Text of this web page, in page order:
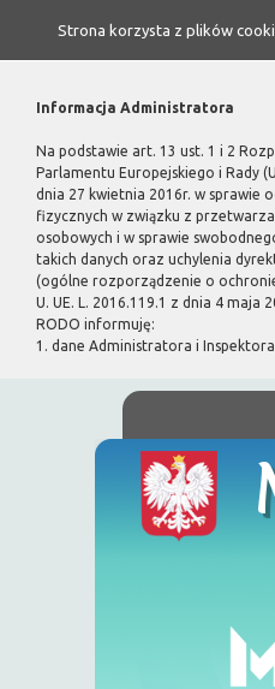
Strona korzysta z plików
Informacja Administratora
Na podstawie art. 13 ust. 1 i 2
Parlamentu Europejskiego i Rady
dnia 27 kwietnia 2016r. w sprawie
fizycznych w związku z
osobowych i w sprawie
takich danych oraz uchylenia
(ogólne rozporządzenie o
U. UE. L. 2016.119.1 z dnia 4 maja
RODO informuję:
1. dane Administratora i